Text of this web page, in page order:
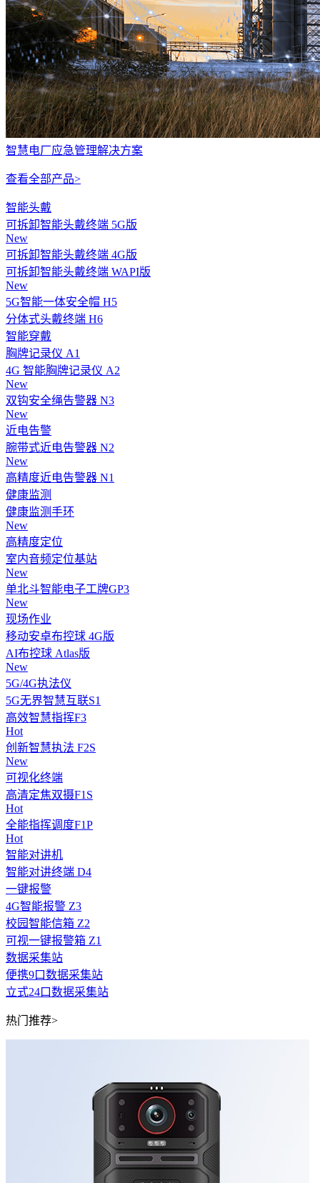
智慧电厂应急管理解决方案
查看全部产品>
智能头戴
可拆卸智能头戴终端 5G版
New
可拆卸智能头戴终端 4G版
可拆卸智能头戴终端 WAPI版
New
5G智能一体安全帽 H5
分体式头戴终端 H6
智能穿戴
胸牌记录仪 A1
4G 智能胸牌记录仪 A2
New
双钩安全绳告警器 N3
New
近电告警
腕带式近电告警器 N2
New
高精度近电告警器 N1
健康监测
健康监测手环
New
高精度定位
室内音频定位基站
New
单北斗智能电子工牌GP3
New
现场作业
移动安卓布控球 4G版
AI布控球 Atlas版
New
5G/4G执法仪
5G无界智慧互联S1
高效智慧指挥F3
Hot
创新智慧执法 F2S
New
可视化终端
高清定焦双摄F1S
Hot
全能指挥调度F1P
Hot
智能对讲机
智能对讲终端 D4
一键报警
4G智能报警 Z3
校园智能信箱 Z2
可视一键报警箱 Z1
数据采集站
便携9口数据采集站
立式24口数据采集站
热门推荐>